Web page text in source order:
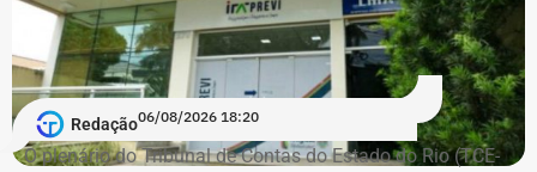
casado, possui ensino médio completo e declarou exercer
a profissão de empresário.
Em documento de consulta pública da Casa da Moeda do
Brasil, Alex Ofredi Melim aparece como representante da
Melim Corretora de Seguros Ltda., empresa que atua no
Redação06/08/2026 18:20
O plenário do Tribunal de Contas do Estado do Rio (TCE-